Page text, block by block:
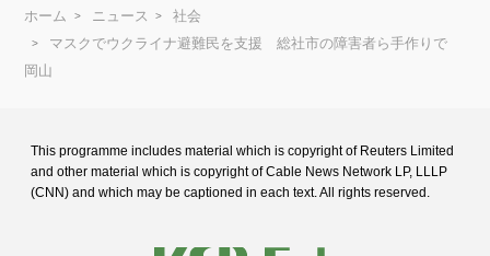
ホーム ニュース
社会
マスクでウクライナ避難民を支援 総社市の障害者ら手作りで
岡山
This programme includes material which is copyright of Reuters Limited
and other material which is copyright of Cable News Network LP, LLLP
(CNN) and which may be captioned in each text. All rights reserved.